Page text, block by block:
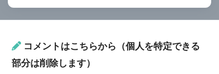
コメントはこちらから（個人を特定できる
部分は削除します）